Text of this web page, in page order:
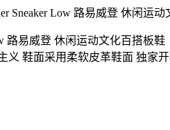
路易威登 休闲运动文化百搭板鞋
鞋面采用柔软皮革鞋面 独家